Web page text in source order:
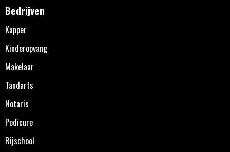
Bedrijven
Kapper
Kinderopvang
Makelaar
Tandarts
Notaris
Pedicure
Rijschool